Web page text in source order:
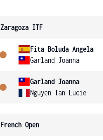
Zaragoza ITF
Fita Boluda Angela
Garland Joanna
Garland Joanna
Nguyen Tan Lucie
French Open